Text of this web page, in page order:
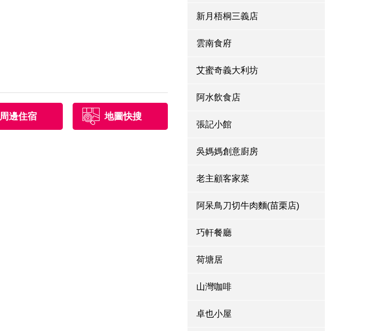
周邊住宿 地圖快搜
新月梧桐三義店
雲南食府
艾蜜奇義大利坊
阿水飲食店
張記小館
吳媽媽創意廚房
老主顧客家菜
阿呆鳥刀切牛肉麵(苗栗店)
巧軒餐廳
荷塘居
山灣咖啡
卓也小屋